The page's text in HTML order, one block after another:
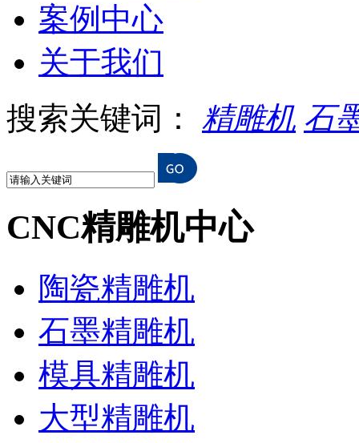
案例中心
关于我们
搜索关键词： 精雕机 石
CNC精雕机中心
陶瓷精雕机
石墨精雕机
模具精雕机
大型精雕机